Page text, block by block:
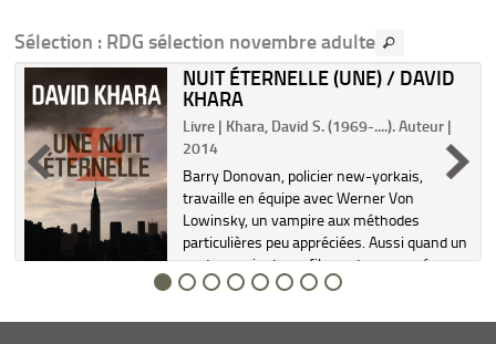
Sélection : RDG sélection novembre adulte
NUIT ÉTERNELLE (UNE) / DAVID
KHARA
Livre | Khara, David S. (1969-....). Auteur |
2014
Barry Donovan, policier new-yorkais,
travaille en équipe avec Werner Von
Lowinsky, un vampire aux méthodes
particulières peu appréciées. Aussi quand un
pasteur noir et son fils sont massacrés,
Barry demande à Werner de rester en d...